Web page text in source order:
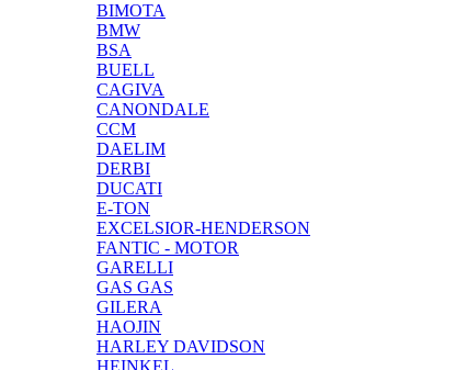
BIMOTA
BMW
BSA
BUELL
CAGIVA
CANONDALE
CCM
DAELIM
DERBI
DUCATI
E-TON
EXCELSIOR-HENDERSON
FANTIC - MOTOR
GARELLI
GAS GAS
GILERA
HAOJIN
HARLEY DAVIDSON
HEINKEL